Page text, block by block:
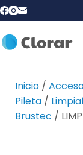
Inicio /
Pileta /
Brustec /